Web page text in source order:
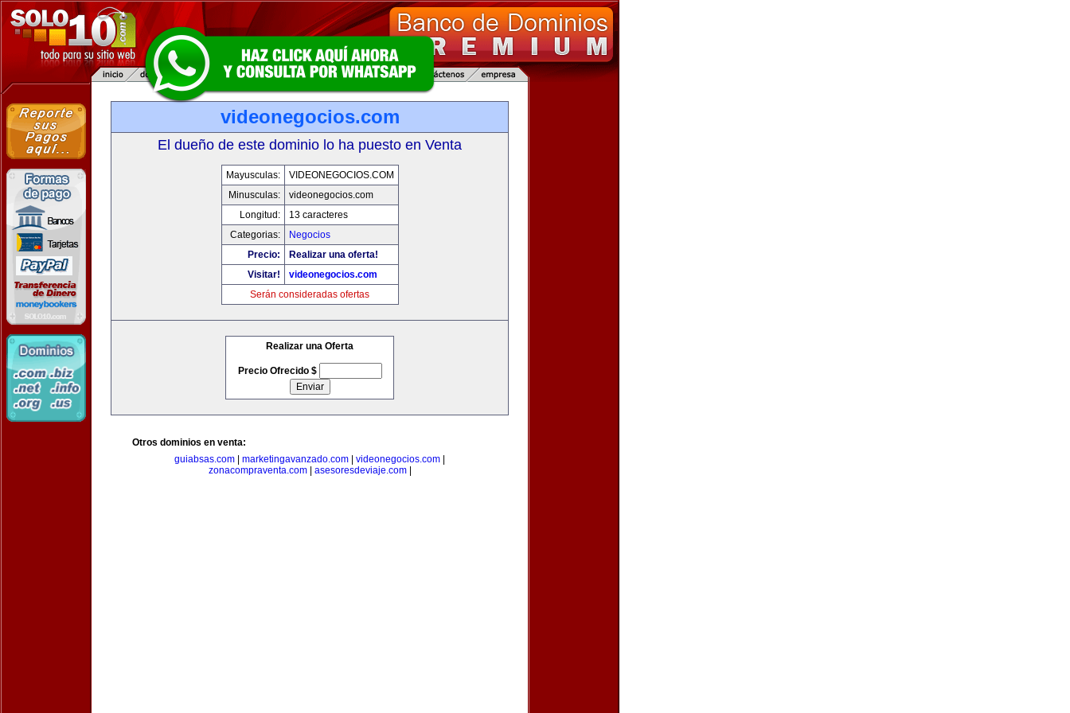
videonegocios.com
El dueño de este dominio lo ha puesto en Venta
Mayusculas:
VIDEONEGOCIOS.COM
Minusculas:
videonegocios.com
Longitud:
13 caracteres
Categorias:
Negocios
Precio:
Realizar una oferta!
Visitar!
videonegocios.com
Serán consideradas ofertas
Realizar una Oferta
Precio Ofrecido $
Otros dominios en venta:
guiabsas.com
marketingavanzado.com videonegocios.com
zonacompraventa.com| asesoresdeviaje.com|